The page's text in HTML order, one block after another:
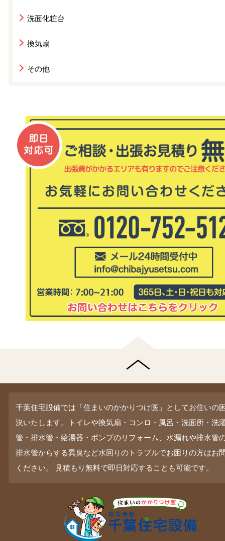
洗面化粧台
換気扇
その他
千葉住宅設備では「住まいのかかりつけ医」としてお住いの
決いたします。トイレや換気扇・コンロ・風呂・洗面所・洗
管・排水管・給湯器・ポンプのリフォーム、水漏れや排水管
排水管からする異臭など水回りのトラブルでお困りの方はお
ください。 見積もり無料で即日対応することも可能です。